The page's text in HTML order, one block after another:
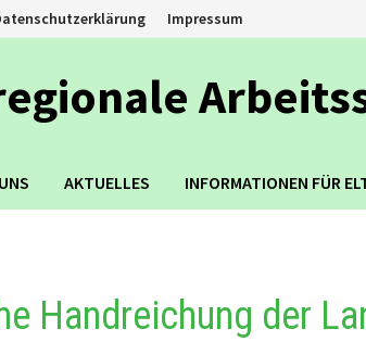
Impressum
AKTUELLES INFORMATIONEN FÜR
Handreichung der